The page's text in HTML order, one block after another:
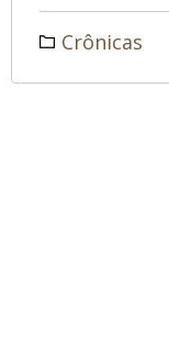
Crônicas